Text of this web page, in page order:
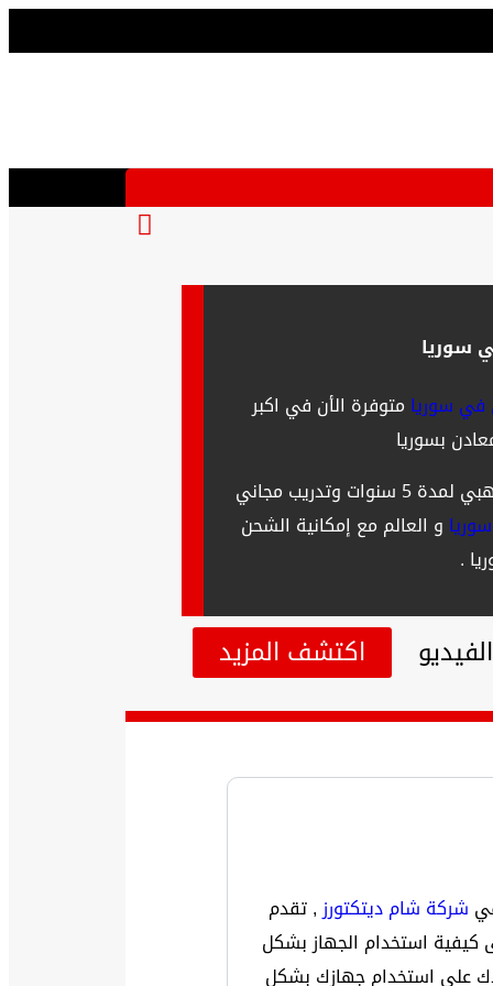
سوريا
سوريا متوفرة الأن في اكبر
بسوريا
أجهزة أصلية بنسبة 100 % بضمان ذهبي لمدة 5 سنوات وتدريب مجاني
و العالم مع إمكانية الشحن
.
اكتشف المزيد
شركة شام ديتكتورز , تقدم
لمدة 5 سنوات ونوفرتدريب مجاني على كيفية استخدام الجهاز بشكل
على استخدام جهازك بشكل